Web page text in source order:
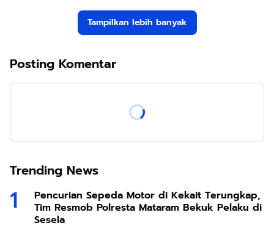
Tampilkan lebih banyak
Posting Komentar
Trending News
Pencurian Sepeda Motor di Kekait Terungkap,
Tim Resmob Polresta Mataram Bekuk Pelaku di
Sesela